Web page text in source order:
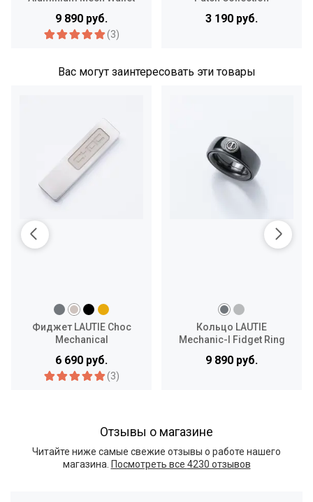
9 890 руб.
(3)
3 190 руб.
Вас могут заинтересовать эти товары
Фиджет LAUTIE Choc
Mechanical
6 690 руб.
(3)
Кольцо LAUTIE
Mechanic-I Fidget Ring
9 890 руб.
Отзывы о магазине
Читайте ниже самые свежие отзывы о работе нашего
магазина. Посмотреть все 4230 отзывов